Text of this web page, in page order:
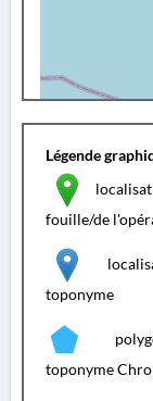
Légende
fouille/de
toponyme
toponyme